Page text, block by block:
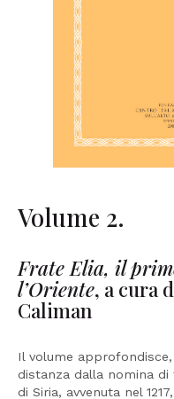
Volume 2.
Frate Elia, il
l’Oriente, a cura
Caliman
Il volume
distanza dalla nomina
di Siria, avvenuta nel